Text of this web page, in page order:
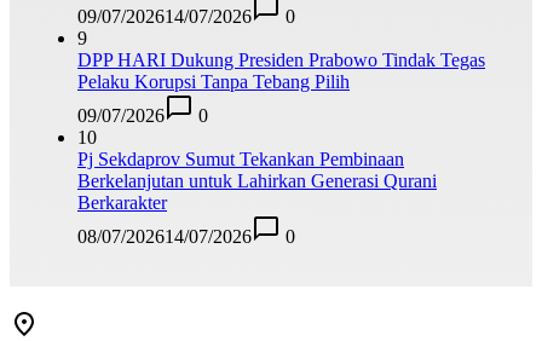
09/07/202614/07/2026
0
9
DPP HARI Dukung Presiden Prabowo Tindak Tegas
Pelaku Korupsi Tanpa Tebang Pilih
09/07/2026
0
10
Pj Sekdaprov Sumut Tekankan Pembinaan
Berkelanjutan untuk Lahirkan Generasi Qurani
Berkarakter
08/07/202614/07/2026 0